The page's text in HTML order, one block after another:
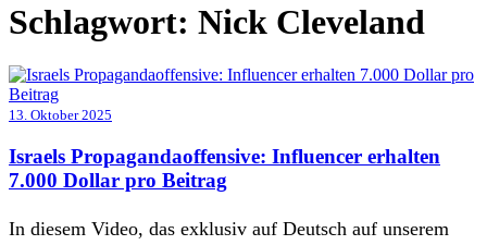
Schlagwort: Nick Cleveland
13. Oktober 2025
Israels Propagandaoffensive: Influencer erhalten
7.000 Dollar pro Beitrag
In diesem Video, das exklusiv auf Deutsch auf unserem